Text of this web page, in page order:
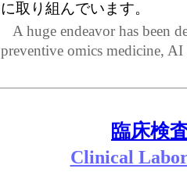
に取り組んでいます。
A huge endeavor has been
preventive omics medicine,
臨床検
Clinical